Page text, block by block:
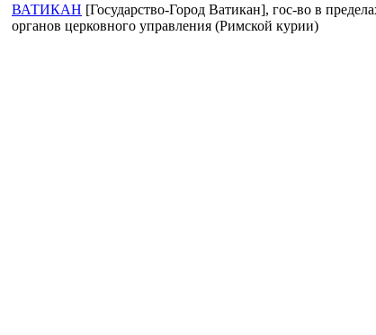
ВАТИКАН [Государство-Город Ватикан], гос-во в
органов церковного управления (Римской курии)